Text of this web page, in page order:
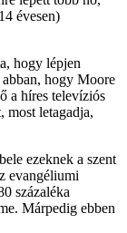
évesen)
hogy lépjen
hogy Moore
a híres televíziós
most letagadja,
ezeknek a szent
evangéliumi
százaléka
Márpedig ebben